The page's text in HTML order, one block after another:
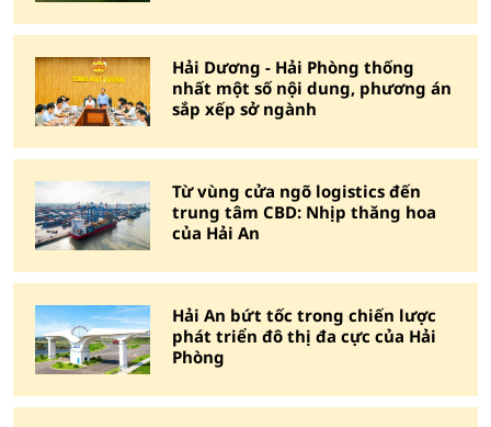
Hải Dương - Hải Phòng thống
nhất một số nội dung, phương án
sắp xếp sở ngành
Từ vùng cửa ngõ logistics đến
trung tâm CBD: Nhịp thăng hoa
của Hải An
Hải An bứt tốc trong chiến lược
phát triển đô thị đa cực của Hải
Phòng